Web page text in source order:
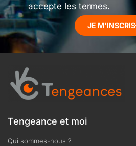
accepte les termes.
JE M'INSCRIS
Tengeance et moi
Qui sommes-nous ?